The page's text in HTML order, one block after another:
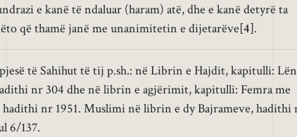
e kanë të ndaluar (haram) atë, dhe e kanë detyrë ta
që thamë janë me unanimitetin e dijetarëve[4].
të Sahihut të tij p.sh.: në Librin e Hajdit, kapitulli:
nr 304 dhe në librin e agjërimit, kapitulli: Femra me
nr 1951. Muslimi në librin e dy Bajrameve, hadithi
6/137.